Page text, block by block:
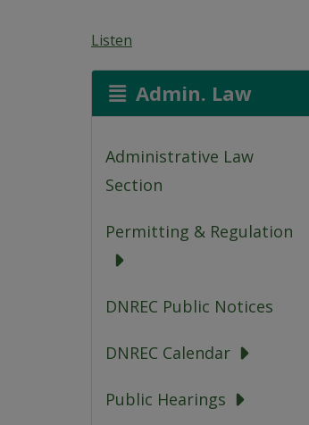
Listen
Admin. Law
Administrative Law
Section
Permitting & Regulation
DNREC Public Notices
DNREC Calendar
Public Hearings